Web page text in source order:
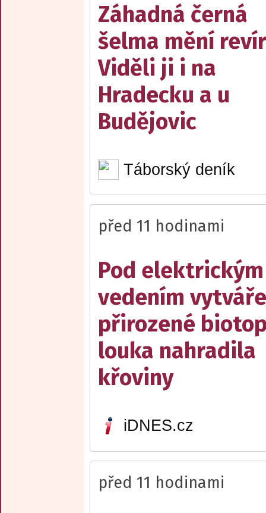
Záhadná černá
šelma mění
Viděli ji i na
Hradecku a u
Budějovic
Táborský deník
před 11 hodinami
Pod elektrickým
vedením
přirozené
louka nahradila
křoviny
iDNES.cz
před 11 hodinami